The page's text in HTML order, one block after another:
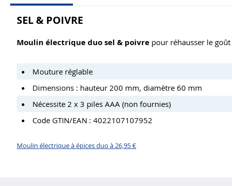
SEL & POIVRE
Moulin électrique duo sel & poivre pour réhausser le
Mouture réglable
Dimensions : hauteur 200 mm, diamètre 60 mm
Nécessite 2 x 3 piles AAA (non fournies)
Code GTIN/EAN : 4022107107952
Moulin électrique à épices duo à 26,95 €